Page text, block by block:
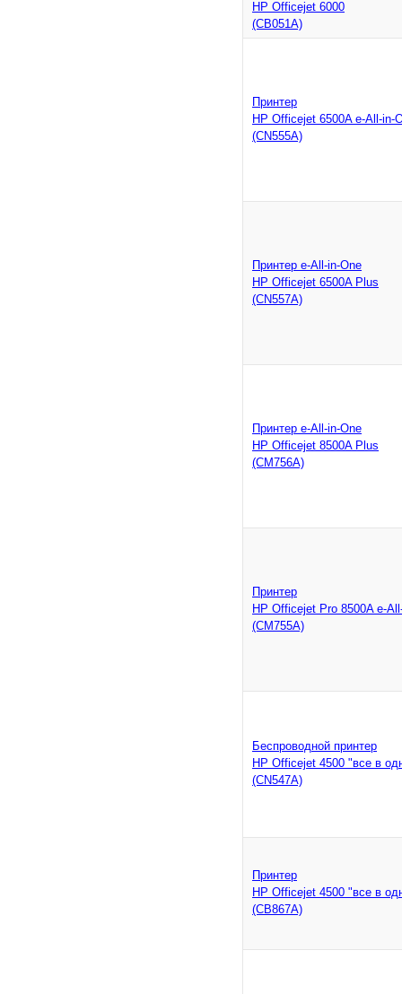
HP Officejet 6000
(CB051A)
Принтер
HP Officejet 6500A e-All-in-
(CN555A)
Принтер e-All-in-One
HP Officejet 6500A Plus
(CN557A)
Принтер e-All-in-One
HP Officejet 8500A Plus
(CM756A)
Принтер
HP Officejet Pro 8500A e-
(CM755A)
Беспроводной принтер
HP Officejet 4500 "все в
(CN547A)
Принтер
HP Officejet 4500 "все в
(CB867A)